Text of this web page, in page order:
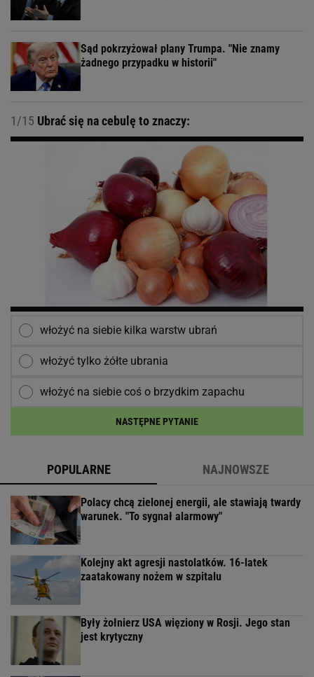
Sąd pokrzyżował plany Trumpa. "Nie znamy
żadnego przypadku w historii"
1/15 Ubrać się na cebulę to znaczy:
włożyć na siebie kilka warstw ubrań
włożyć tylko żółte ubrania
włożyć na siebie coś o brzydkim zapachu
NASTĘPNE PYTANIE
POPULARNE NAJNOWSZE
Polacy chcą zielonej energii, ale stawiają twardy
warunek. "To sygnał alarmowy"
Kolejny akt agresji nastolatków. 16-latek
zaatakowany nożem w szpitalu
Były żołnierz USA więziony w Rosji. Jego stan
jest krytyczny